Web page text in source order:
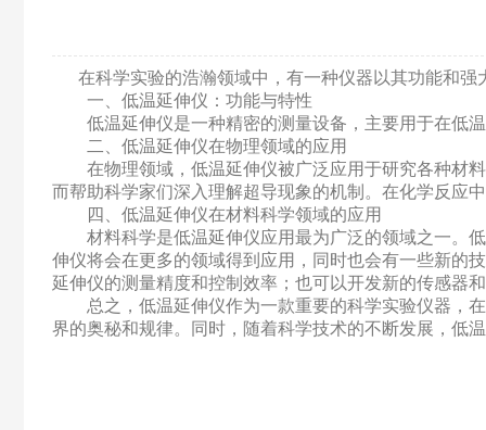
在科学实验的浩瀚领域中，有一种仪器以其功能和强大
一、低温延伸仪：功能与特性
低温延伸仪是一种精密的测量设备，主要用于在低温
二、低温延伸仪在物理领域的应用
在物理领域，低温延伸仪被广泛应用于研究各种材料的
而帮助科学家们深入理解超导现象的机制。在化学反应中
四、低温延伸仪在材料科学领域的应用
材料科学是低温延伸仪应用最为广泛的领域之一。低
伸仪将会在更多的领域得到应用，同时也会有一些新的技
延伸仪的测量精度和控制效率；也可以开发新的传感器和
总之，低温延伸仪作为一款重要的科学实验仪器，在
界的奥秘和规律。同时，随着科学技术的不断发展